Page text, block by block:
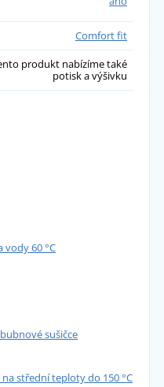
Comfort fit
produkt nabízíme také
potisk a výšivku
vody 60 °C
sušičce
střední teploty do 150 °C